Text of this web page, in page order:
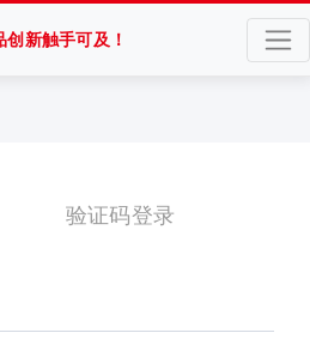
创新触手可及！
验证码登录